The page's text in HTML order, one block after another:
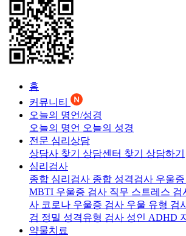
홈
커뮤니티
오늘의 명언/성경
오늘의 명언 오늘의 성경
전문 심리상담
상담사 찾기 상담센터 찾기 상담하기
심리검사
종합 심리검사 종합 성격검사 우울
MBTI 우울증 검사 직무 스트레스 검
사 코로나 우울증 검사 우울 유형 검
검 정밀 성격유형 검사 성인 ADHD
약물치료